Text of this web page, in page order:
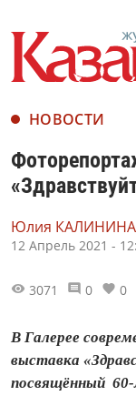
НОВОСТИ
Юлия
12 Апрель 2021 -
3071 0 0
В Галерее
выставка
посвящённый 60-